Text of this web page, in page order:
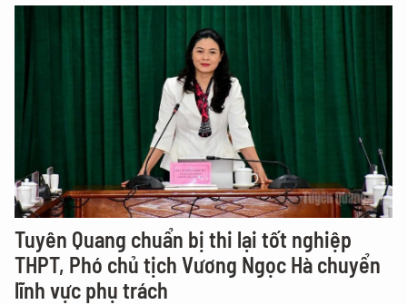
Tuyên Quang chuẩn bị thi lại tốt nghiệp
THPT, Phó chủ tịch Vương Ngọc Hà chuyển
lĩnh vực phụ trách